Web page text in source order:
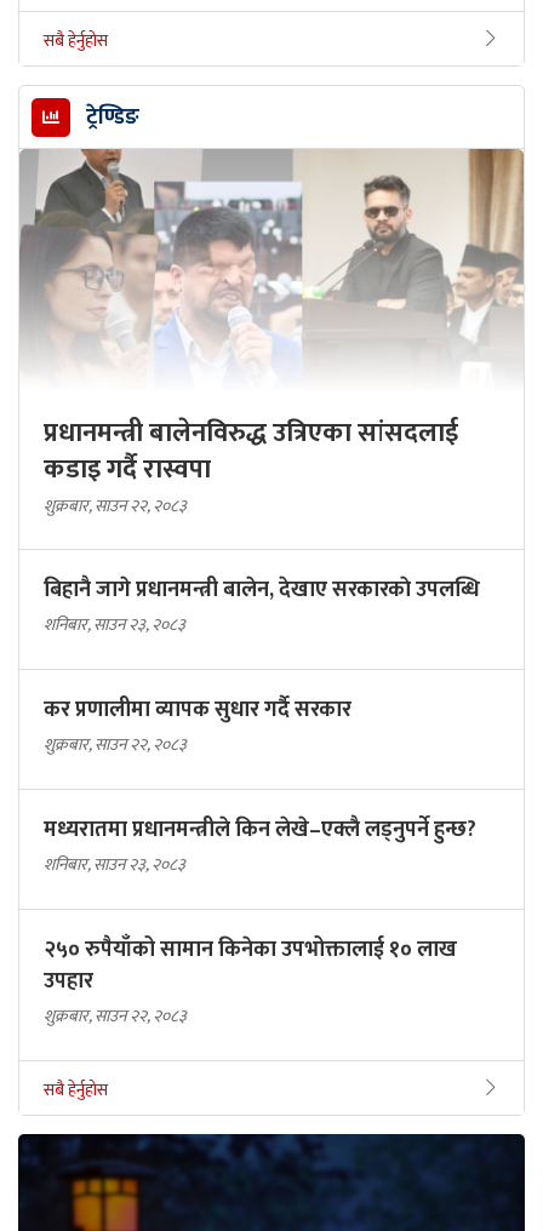
सबै हेर्नुहोस
ट्रेण्डिङ
प्रधानमन्त्री बालेनविरुद्ध उत्रिएका सांसदलाई
कडाइ गर्दै रास्वपा
शुक्रबार, साउन २२, २०८३
बिहानै जागे प्रधानमन्त्री बालेन, देखाए सरकारकाे उपलब्धि
शनिबार, साउन २३, २०८३
कर प्रणालीमा व्यापक सुधार गर्दै सरकार
शुक्रबार, साउन २२, २०८३
मध्यरातमा प्रधानमन्त्रीले किन लेखे–एक्लै लड्नुपर्ने हुन्छ?
शनिबार, साउन २३, २०८३
२५० रुपैयाँको सामान किनेका उपभोक्तालाई १० लाख
उपहार
शुक्रबार, साउन २२, २०८३
सबै हेर्नुहोस